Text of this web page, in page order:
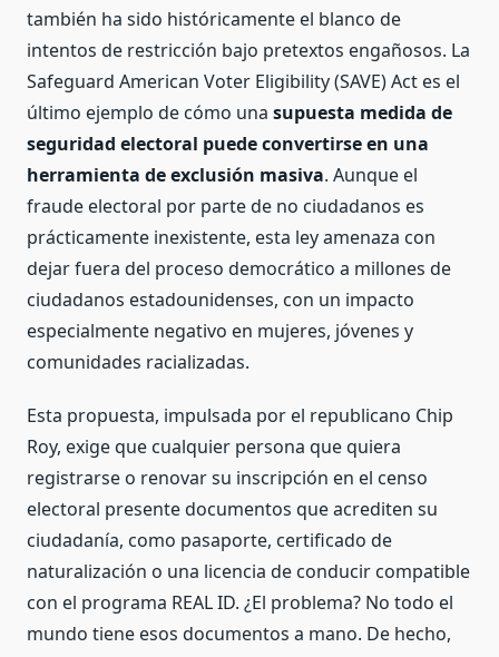
también ha sido históricamente el blanco de
intentos de restricción bajo pretextos engañosos. La
Safeguard American Voter Eligibility (SAVE) Act es el
último ejemplo de cómo una supuesta medida de
seguridad electoral puede convertirse en una
herramienta de exclusión masiva. Aunque el
fraude electoral por parte de no ciudadanos es
prácticamente inexistente, esta ley amenaza con
dejar fuera del proceso democrático a millones de
ciudadanos estadounidenses, con un impacto
especialmente negativo en mujeres, jóvenes y
comunidades racializadas.
Esta propuesta, impulsada por el republicano Chip
Roy, exige que cualquier persona que quiera
registrarse o renovar su inscripción en el censo
electoral presente documentos que acrediten su
ciudadanía, como pasaporte, certificado de
naturalización o una licencia de conducir compatible
con el programa REAL ID. ¿El problema? No todo el
mundo tiene esos documentos a mano. De hecho,